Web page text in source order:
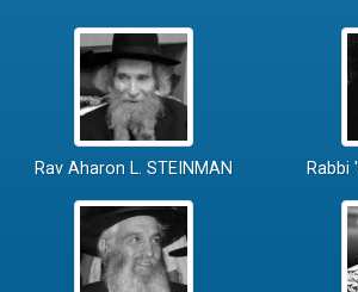
Rav Aharon L. STEINMAN Rabbi